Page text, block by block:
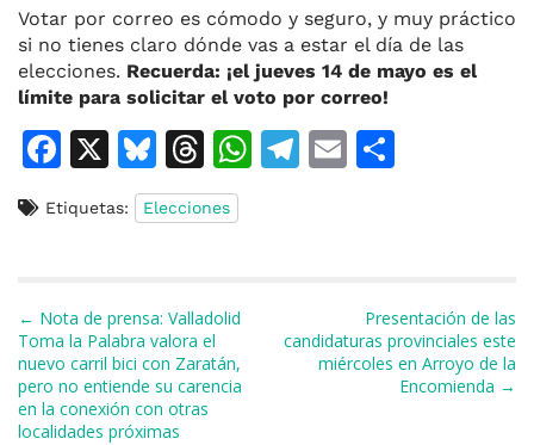
Votar por correo es cómodo y seguro, y muy práctico
si no tienes claro dónde vas a estar el día de las
elecciones. Recuerda: ¡el jueves 14 de mayo es el
límite para solicitar el voto por correo!
F
c
b
o
o
k
X
Bl
u
e
k
y
T
h
re
d
s
W T
m
E
ar
ti
r
Etiquetas: Elecciones
Navegación de entradas
← Nota de prensa: Valladolid
Toma la Palabra valora el
nuevo carril bici con Zaratán,
pero no entiende su carencia
en la conexión con otras
localidades próximas
Presentación de las
candidaturas provinciales este
miércoles en Arroyo de la
Encomienda →